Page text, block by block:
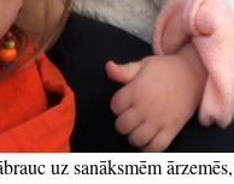
uz sanāksmēm ārzemēs,